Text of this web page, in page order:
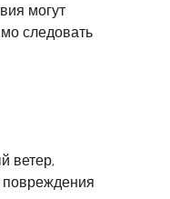
могут
следовать
ветер,
повреждения